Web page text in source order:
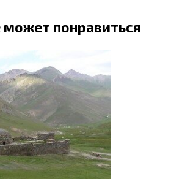
понравиться